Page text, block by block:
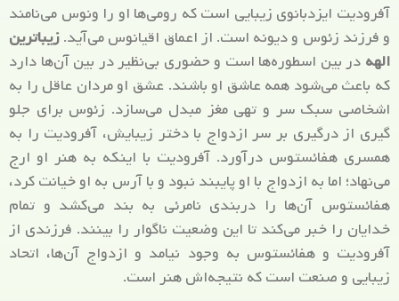
آفرودیت ایزدبانوی زیبایی است که رومی‌ها او را ونوس می‌نامند
و فرزند زئوس و دیونه است. از اعماق اقیانوس می‌آید.زیباترین
الهه در بین اسطوره‌ها است و حضوری بی‌نظیر در بین آن‌ها دارد
که باعث می‌شود همه عاشق او باشند. عشق او مردان عاقل را به
اشخاصی سبک سر و تهی مغز مبدل می‌سازد. زئوس برای جلو
گیری از درگیری بر سر ازدواج با دختر زیبایش، آفرودیت را به
همسری هفائستوس درآورد. آفرودیت با اینکه به هنر او ارج
می‌نهاد؛ اما به ازدواج با او پایبند نبود و با آرس به او خیانت کرد،
هفائستوس آن‌ها را دربندی نامرئی به بند می‌کشد و تمام
خدایان را خبر می‌کند تا این وضعیت ناگوار را بینند. فرزندی از
آفرودیت و هفائستوس به وجود نیامد و ازدواج آن‌ها، اتحاد
زیبایی و صنعت است که نتیجه‌اش هنر است.